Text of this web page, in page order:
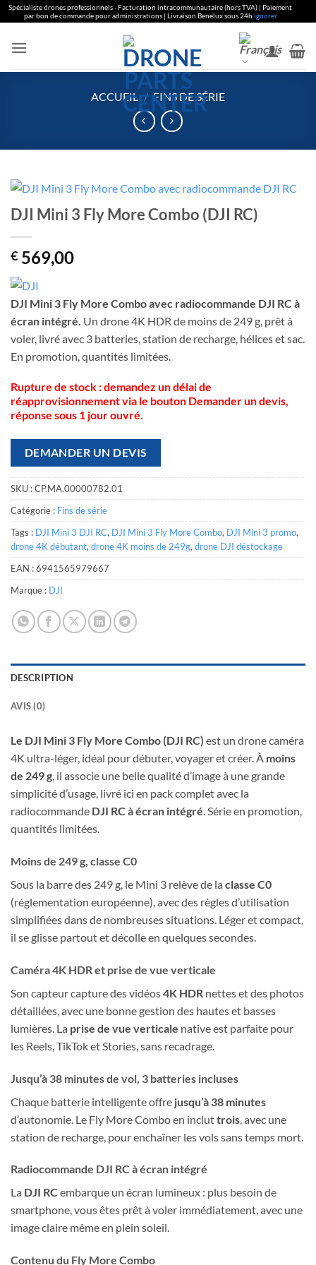
Spécialiste drones professionnels - Facturation intracommunautaire (hors TVA) | Paiement
par bon de commande pour administrations | Livraison Benelux sous 24h Ignorer
ACCUEIL / FINS DE SÉRIE
DJI Mini 3 Fly More Combo (DJI RC)
€ 569,00
DJI Mini 3 Fly More Combo avec radiocommande DJI RC à
écran intégré. Un drone 4K HDR de moins de 249 g, prêt à
voler, livré avec 3 batteries, station de recharge, hélices et sac.
En promotion, quantités limitées.
Rupture de stock : demandez un délai de
réapprovisionnement via le bouton Demander un devis,
réponse sous 1 jour ouvré.
DEMANDER UN DEVIS
SKU :CP.MA.00000782.01
Catégorie : Fins de série
Tags : DJI Mini 3 DJI RC, DJI Mini 3 Fly More Combo, DJI Mini 3 promo,
drone 4K débutant,drone 4K moins de 249g,drone DJI déstockage
EAN :6941565979667
Marque : DJI
DESCRIPTION
AVIS (0)
Le DJI Mini 3 Fly More Combo (DJI RC) est un drone caméra
4K ultra-léger, idéal pour débuter, voyager et créer. À moins
de 249 g, il associe une belle qualité d’image à une grande
simplicité d’usage, livré ici en pack complet avec la
radiocommande DJI RC à écran intégré. Série en promotion,
quantités limitées.
Moins de 249 g, classe C0
Sous la barre des 249 g, le Mini 3 relève de la classe C0
(réglementation européenne), avec des règles d’utilisation
simplifiées dans de nombreuses situations. Léger et compact,
il se glisse partout et décolle en quelques secondes.
Caméra 4K HDR et prise de vue verticale
Son capteur capture des vidéos4K HDR nettes et des photos
détaillées, avec une bonne gestion des hautes et basses
lumières. La prise de vue verticale native est parfaite pour
les Reels, TikTok et Stories, sans recadrage.
Jusqu’à 38 minutes de vol, 3 batteries incluses
Chaque batterie intelligente offre jusqu’à 38 minutes
d’autonomie. Le Fly More Combo en incluttrois , avec une
station de recharge, pour enchaîner les vols sans temps mort.
Radiocommande DJI RC à écran intégré
La DJI RC embarque un écran lumineux : plus besoin de
smartphone, vous êtes prêt à voler immédiatement, avec une
image claire même en plein soleil.
Contenu du Fly More Combo